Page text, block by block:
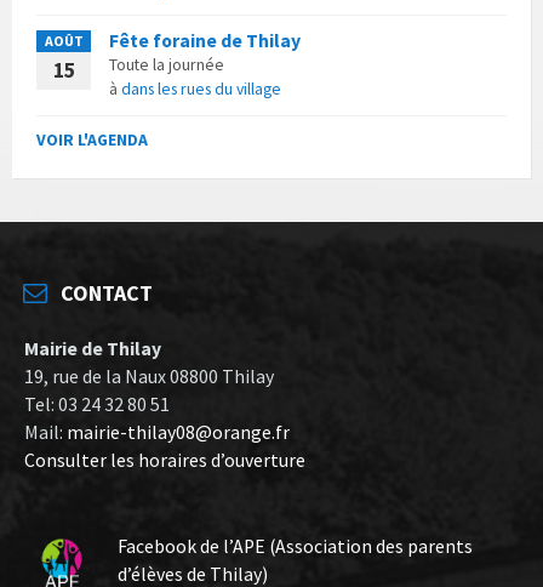
AOÛT
15
Fête foraine de Thilay
Toute la journée
à dans les rues du village
VOIR L'AGENDA
CONTACT
Mairie de Thilay
19, rue de la Naux 08800 Thilay
Tel: 03 24 32 80 51
Mail: mairie-thilay08@orange.fr
Consulter les horaires d’ouverture
Facebook de l’APE (Association des parents
d’élèves de Thilay)